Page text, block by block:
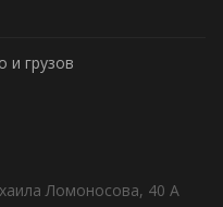
и грузов
Ломоносова, 40 А